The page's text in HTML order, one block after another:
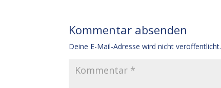
Kommentar absenden
Deine E-Mail-Adresse wird nicht veröffentlicht.